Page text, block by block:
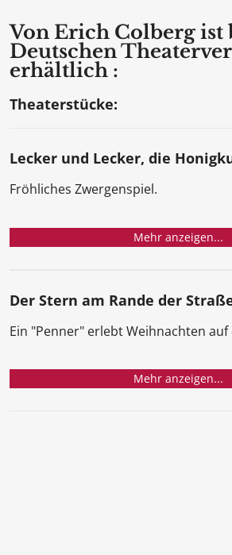
Von Erich Colberg ist
Deutschen
erhältlich :
Theaterstücke:
Lecker und Lecker, die
Fröhliches Zwergenspiel.
Mehr anzeigen...
Der Stern am Rande der
Ein "Penner" erlebt Weihnachten
Mehr anzeigen...